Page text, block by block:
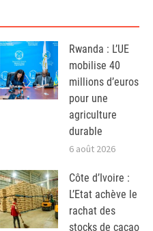
Rwanda : L’UE
mobilise 40
millions d’euros
pour une
agriculture
durable
6 août 2026
Côte d’Ivoire :
L’Etat achève le
rachat des
stocks de cacao